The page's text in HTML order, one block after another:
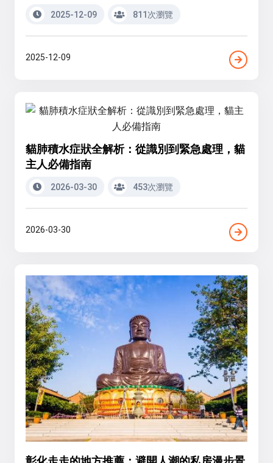
2025-12-09 811次瀏覽
2025-12-09
貓肺積水症狀全解析：從識別到緊急處理，貓
主人必備指南
2026-03-30 453次瀏覽
2026-03-30